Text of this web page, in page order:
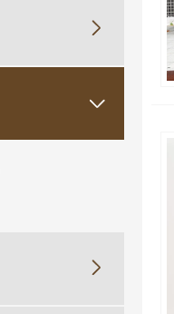


